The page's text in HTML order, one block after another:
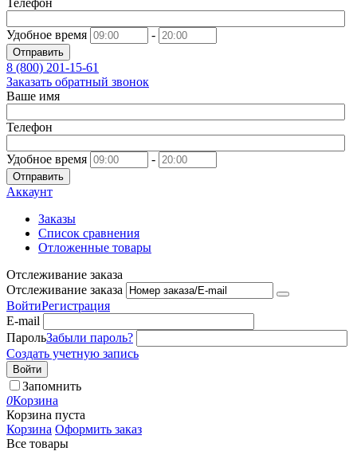
Телефон
Удобное время -
Отправить
8 (800) 201-15-61
Заказать обратный звонок
Ваше имя
Телефон
Удобное время -
Отправить
Аккаунт
Заказы
Список сравнения
Отложенные товары
Отслеживание заказа
Отслеживание заказа
ВойтиРегистрация
E-mail
ПарольЗабыли пароль?
Создать учетную запись
Войти
Запомнить
0Корзина
Корзина пуста
Корзина Оформить заказ
Все товары